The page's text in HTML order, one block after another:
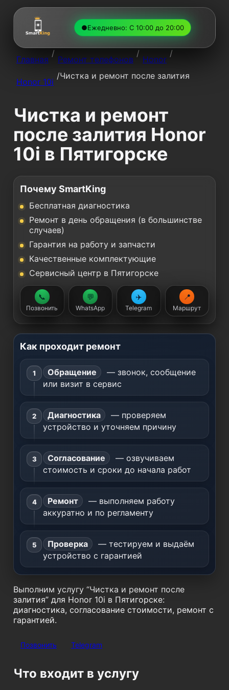
●Ежедневно: С 10:00 до 20:00
Главная
/
Ремонт телефонов
/
Honor
/
Honor 10i
/Чистка и ремонт после залития
Чистка и ремонт
после залития Honor
10i в Пятигорске
Почему SmartKing
Бесплатная диагностика
Ремонт в день обращения (в большинстве
случаев)
Гарантия на работу и запчасти
Качественные комплектующие
Сервисный центр в Пятигорске
📞
Позвонить
💬
WhatsApp
✈️
Telegram
📍
Маршрут
Как проходит ремонт
Обращение
— звонок, сообщение
или визит в сервис
Диагностика
— проверяем
устройство и уточняем причину
Согласование
— озвучиваем
стоимость и сроки до начала работ
Ремонт
— выполняем работу
аккуратно и по регламенту
Проверка
— тестируем и выдаём
устройство с гарантией
Выполним услугу “Чистка и ремонт после
залития” для Honor 10i в Пятигорске:
диагностика, согласование стоимости, ремонт с
гарантией.
Позвонить Telegram
Что входит в услугу